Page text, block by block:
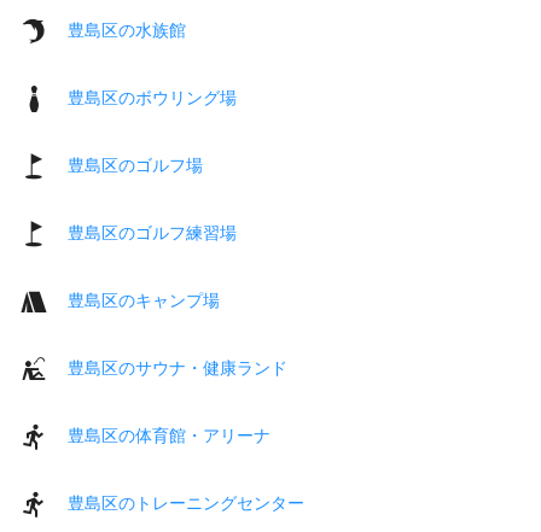
豊島区の水族館
豊島区のボウリング場
豊島区のゴルフ場
豊島区のゴルフ練習場
豊島区のキャンプ場
豊島区のサウナ・健康ランド
豊島区の体育館・アリーナ
豊島区のトレーニングセンター